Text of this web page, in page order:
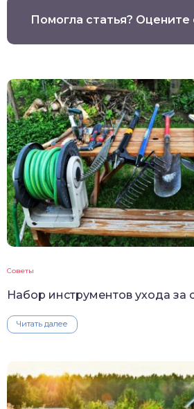
Помогла статья? Оцените
Советы
Набор инструментов ухода за
Читать далее